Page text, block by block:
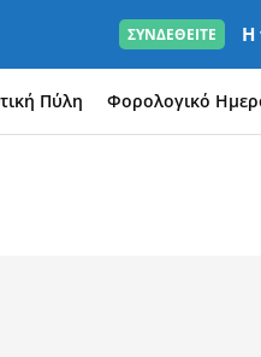
ΣΥΝΔΕΘΕΙΤΕ Η
Πύλη Φορολογικό